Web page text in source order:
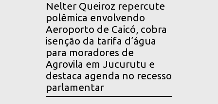
Nelter Queiroz repercute
polêmica envolvendo
Aeroporto de Caicó, cobra
isenção da tarifa d’água
para moradores de
Agrovila em Jucurutu e
destaca agenda no recesso
parlamentar